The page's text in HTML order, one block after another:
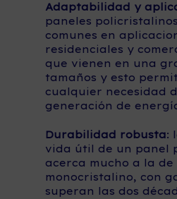
Adaptabilidad y
paneles
comunes en
residenciales y
que vienen en una
tamaños y esto
cualquier necesidad
generación de
Durabilidad robusta:
vida útil de un panel
acerca mucho a la de
monocristalino, con
superan las dos